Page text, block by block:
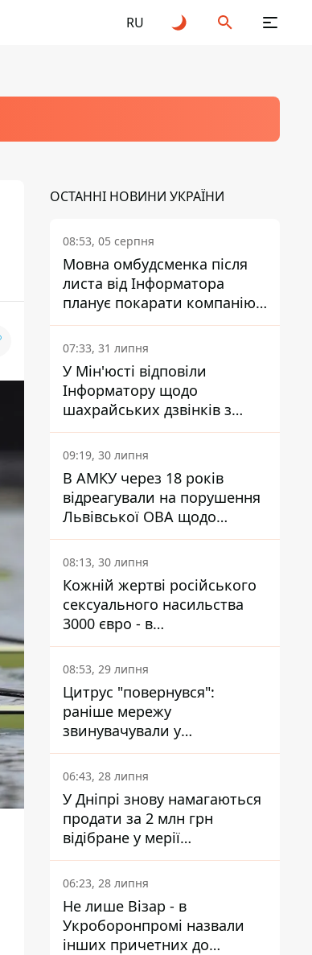
RU
ОСТАННІ НОВИНИ УКРАЇНИ
08:53, 05 серпня
Мовна омбудсменка після
листа від Інформатора
планує покарати компанію-
підрядника ПриватБанку
07:33, 31 липня
У Мін'юсті відповіли
Інформатору щодо
шахрайських дзвінків з
камери Сумського СІЗО так,
що ніхто нічого не зрозумів
09:19, 30 липня
В АМКУ через 18 років
відреагували на порушення
Львівської ОВА щодо
харчування у закладах
освіти
08:13, 30 липня
Кожній жертві російського
сексуального насильства
3000 євро - в
Мінсоцполітики пояснили
Інформатору, звідки на це
гроші
08:53, 29 липня
Цитрус "повернувся":
раніше мережу
звинувачували у
контрабанді техніки та
ухиленні від сплати
податків
06:43, 28 липня
У Дніпрі знову намагаються
продати за 2 млн грн
відібране у мерії
приміщення Укрпошти
06:23, 28 липня
Не лише Візар - в
Укроборонпромі назвали
інших причетних до